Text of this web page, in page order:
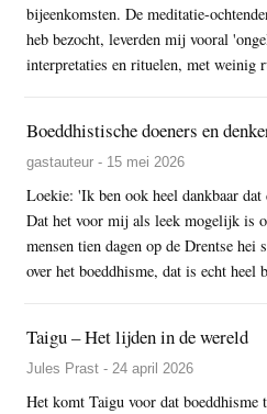
bijeenkomsten. De meditatie-
heb bezocht, leverden mij vooral
interpretaties en rituelen, met weinig
Boeddhistische doeners en
gastauteur - 15 mei 2026
Loekie: 'Ik ben ook heel dankbaar
Dat het voor mij als leek mogelijk is
mensen tien dagen op de Drentse hei
over het boeddhisme, dat is echt heel
Taigu – Het lijden in de wereld
Jules Prast - 24 april 2026
Het komt Taigu voor dat boeddhisme